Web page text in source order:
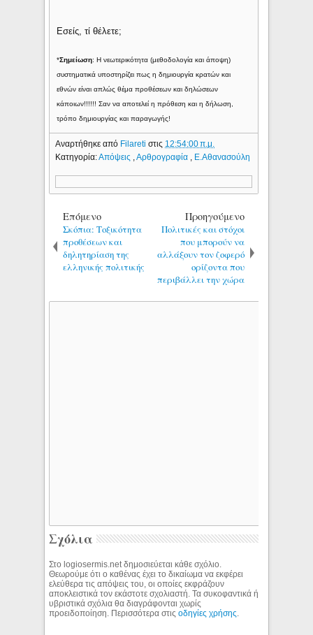
Εσείς, τί θέλετε;
*Σημείωση: Η νεωτερικότητα (μεθοδολογία και άποψη)
συστηματικά υποστηρίζει πως η δημιουργία κρατών και
εθνών είναι απλώς θέμα προθέσεων και δηλώσεων
κάποιων!!!!!! Σαν να αποτελεί η πρόθεση και η δήλωση,
τρόπο δημιουργίας και παραγωγής!
Αναρτήθηκε από Filaretiστις 12:54:00 π.μ.
Κατηγορία:Απόψεις ,Αρθρογραφία Ε.Αθανασούλη
Επόμενο
Σκόπια: Τοξικότητα
προθέσεων και
δηλητηρίαση της
ελληνικής πολιτικής
Προηγούμενο
Πολιτικές και στόχοι
που μπορούν να
αλλάξουν τον ζοφερό
ορίζοντα που
περιβάλλει την χώρα
Σχόλια
Στο logiosermis.net δημοσιεύεται κάθε σχόλιο.
Θεωρούμε ότι ο καθένας έχει το δικαίωμα να εκφέρει
ελεύθερα τις απόψεις του, οι οποίες εκφράζουν
αποκλειστικά τον εκάστοτε σχολιαστή. Τα συκοφαντικά ή
υβριστικά σχόλια θα διαγράφονται χωρίς
προειδοποίηση. Περισσότερα στιςοδηγίες χρήσης